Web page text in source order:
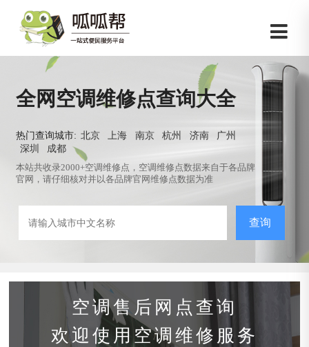
全网空调维修点查询大全
热门查询城市: 北京 上海 南京 杭州 济南
广州
深圳
成都
本站共收录2000+空调维修点，空调维修点数据来自于各品牌
官网，请仔细核对并以各品牌官网维修点数据为准
查询
空调售后网点查询
欢迎使用空调维修服务